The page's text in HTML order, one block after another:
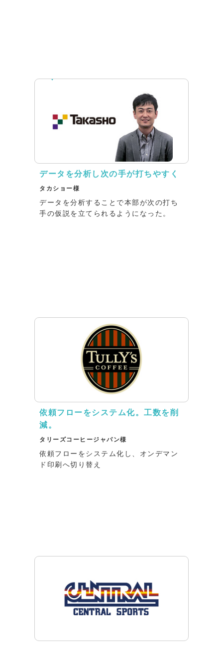
データを分析し次の手が打ちやすく
タカショー様
データを分析することで本部が次の打ち
手の仮説を立てられるようになった。
依頼フローをシステム化。工数を削
減。
タリーズコーヒージャパン様
依頼フローをシステム化し、オンデマン
ド印刷へ切り替え